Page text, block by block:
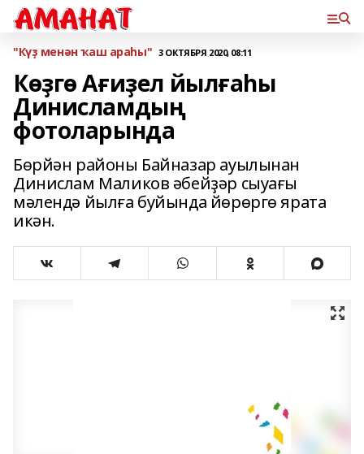
"Күҙ менән ҡаш араһы" 3 ОКТЯБРЯ 2020, 08:11
Көҙгө Ағиҙел йылғаһы
Динисламдың
фотоларында
Бөрйән районы Байназар ауылынан
Динислам Маликов әбейҙәр сыуағы
мәлендә йылға буйында йөрөргө ярата
икән.